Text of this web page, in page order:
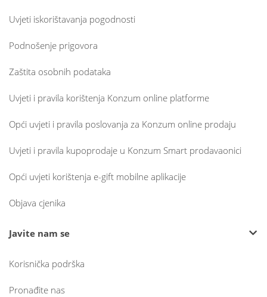
Uvjeti iskorištavanja pogodnosti
Podnošenje prigovora
Zaštita osobnih podataka
Uvjeti i pravila korištenja Konzum online platforme
Opći uvjeti i pravila poslovanja za Konzum online prodaju
Uvjeti i pravila kupoprodaje u Konzum Smart prodavaonici
Opći uvjeti korištenja e-gift mobilne aplikacije
Objava cjenika
Javite nam se
Korisnička podrška
Pronađite nas